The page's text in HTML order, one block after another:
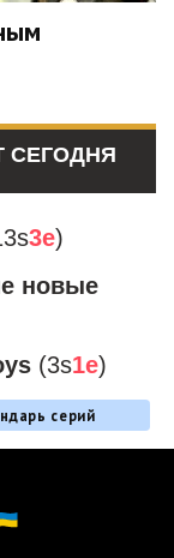
СЕГОДНЯ
3e)
новые
(3s1e)
серий